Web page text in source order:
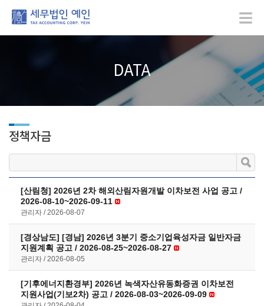
DATA
정책자금
[산림청] 2026년 2차 해외산림자원개발 이차보전 사업 공고 /
2026-08-10~2026-09-11
관리자 2026-08-07
[경상남도] [경남] 2026년 3분기 중소기업육성자금 일반자금
지원계획 공고 / 2026-08-25~2026-08-27
관리자 2026-08-05
[기후에너지환경부] 2026년 녹색자산유동화증권 이차보전
지원사업(기보2차) 공고 / 2026-08-03~2026-09-09